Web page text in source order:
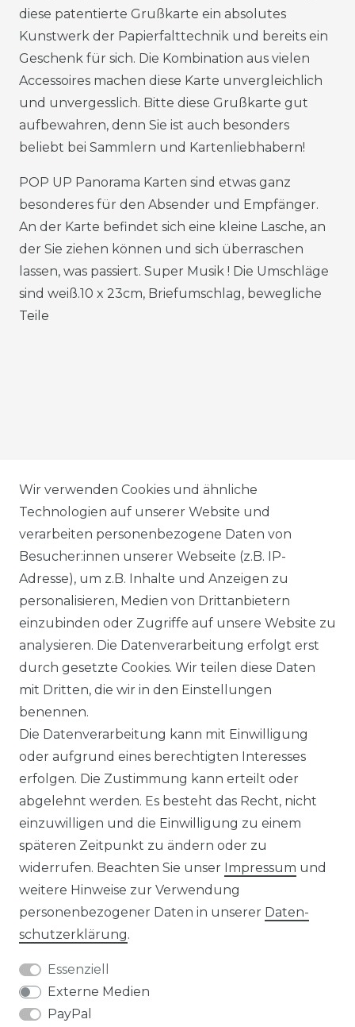
diese patentierte Grußkarte ein absolutes
Kunstwerk der Papierfalttechnik und bereits ein
Geschenk für sich. Die Kombination aus vielen
Accessoires machen diese Karte unvergleichlich
und unvergesslich. Bitte diese Grußkarte gut
aufbewahren, denn Sie ist auch besonders
beliebt bei Sammlern und Kartenliebhabern!
POP UP Panorama Karten sind etwas ganz
besonderes für den Absender und Empfänger.
An der Karte befindet sich eine kleine Lasche, an
der Sie ziehen können und sich überraschen
lassen, was passiert. Super Musik ! Die Umschläge
sind weiß.10 x 23cm, Briefumschlag, bewegliche
Teile
AGB
DATENSCHUTZERKLÄRUNG
WIDERRUFSRECHT
IMPRESSUM
KONTAKT
Unsere Zahlungsmöglichkeiten
Wir versenden mit
Wir verwenden Cookies und ähnliche
Technologien auf unserer Website und
verarbeiten personenbezogene Daten von
Besucher:innen unserer Webseite (z.B. IP-
Adresse), um z.B. Inhalte und Anzeigen zu
personalisieren, Medien von Drittanbietern
einzubinden oder Zugriffe auf unsere Website zu
analysieren. Die Datenverarbeitung erfolgt erst
durch gesetzte Cookies. Wir teilen diese Daten
mit Dritten, die wir in den Einstellungen
benennen.
Die Datenverarbeitung kann mit Einwilligung
oder aufgrund eines berechtigten Interesses
erfolgen. Die Zustimmung kann erteilt oder
abgelehnt werden. Es besteht das Recht, nicht
einzuwilligen und die Einwilligung zu einem
späteren Zeitpunkt zu ändern oder zu
widerrufen. Beachten Sie unser Impressum und
weitere Hinweise zur Verwendung
personenbezogener Daten in unserer Daten­
schutz­erklärung.
Essenziell
Externe Medien
PayPal